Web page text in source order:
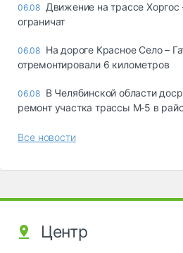
06.08 Движение на трассе
ограничат
06.08 На дороге Красное Село –
отремонтировали 6 километров
06.08 В Челябинской области
ремонт участка трассы М‑5 в
Все новости
Центр